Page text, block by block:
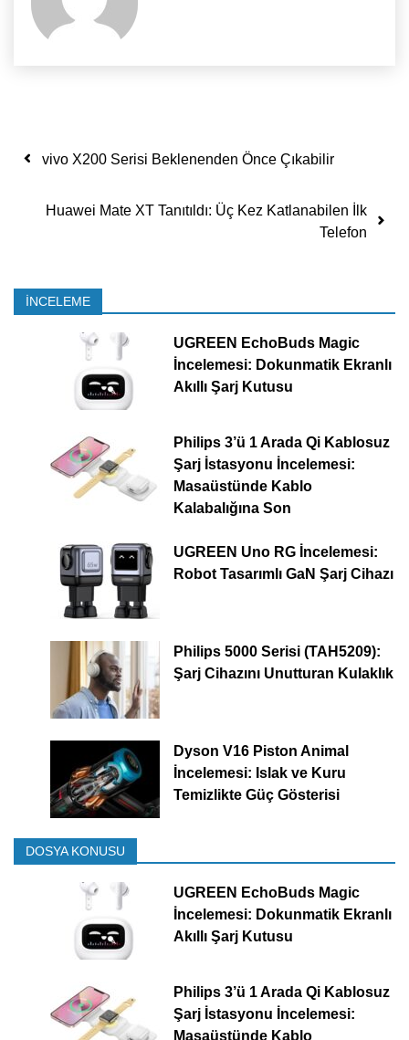
Yazı dolaşımı
vivo X200 Serisi Beklenenden Önce Çıkabilir
Huawei Mate XT Tanıtıldı: Üç Kez Katlanabilen İlk
Telefon
İNCELEME
UGREEN EchoBuds Magic
İncelemesi: Dokunmatik Ekranlı
Akıllı Şarj Kutusu
Philips 3’ü 1 Arada Qi Kablosuz
Şarj İstasyonu İncelemesi:
Masaüstünde Kablo
Kalabalığına Son
UGREEN Uno RG İncelemesi:
Robot Tasarımlı GaN Şarj Cihazı
Philips 5000 Serisi (TAH5209):
Şarj Cihazını Unutturan Kulaklık
Dyson V16 Piston Animal
İncelemesi: Islak ve Kuru
Temizlikte Güç Gösterisi
DOSYA KONUSU
UGREEN EchoBuds Magic
İncelemesi: Dokunmatik Ekranlı
Akıllı Şarj Kutusu
Philips 3’ü 1 Arada Qi Kablosuz
Şarj İstasyonu İncelemesi:
Masaüstünde Kablo